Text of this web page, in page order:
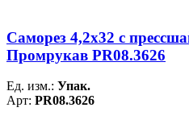
Саморез 4,2х32 с
Промрукав PR08.3626
Ед. изм.: Упак.
Арт: PR08.3626